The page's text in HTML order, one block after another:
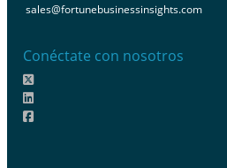
sales@fortunebusinessinsights.com
Conéctate con nosotros